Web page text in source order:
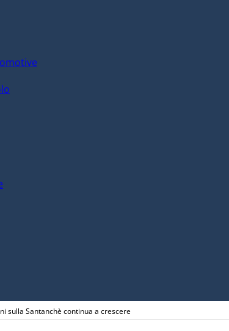
sulla Santanchè continua a crescere